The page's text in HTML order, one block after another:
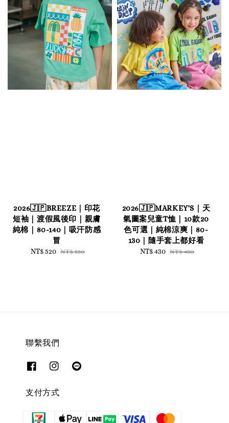
2026🇯🇵BREEZE｜印花
短袖｜渡假風後印｜親膚
純棉｜80-140｜吸汗防感
冒
Sale
NT$ 520 Regular
NT$ 550
2026🇯🇵MARKEY'S｜天
氣圖案兒童T恤｜10款20
色可選｜純棉涼爽｜80-
130｜隨手套上都好看
Sale
NT$ 430 Regular
NT$ 450
聯繫我們
支付方式